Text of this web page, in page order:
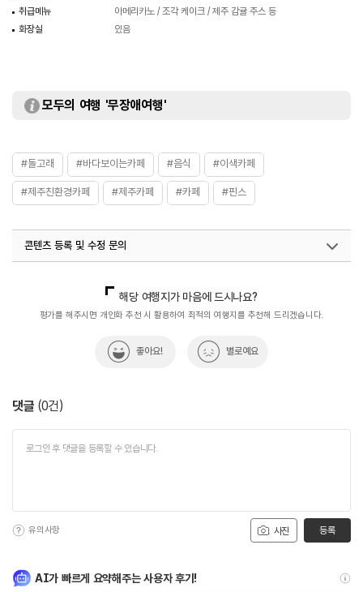
취급메뉴
아메리카노 / 조각 케이크 / 제주 감귤 주스 등
화장실
있음
모두의 여행 '무장애여행'
#돌고래 #바다보이는카페 #음식 #이색카페
#제주친환경카페 #제주카페 #카페 #핀스
콘텐츠 등록 및 수정 문의
해당 여행지가 마음에 드시나요?
평가를 해주시면 개인화 추천 시 활용하여 최적의 여행지를 추천해 드리겠습니다.
좋아요! 별로예요
댓글 (0건)
사진
유의사항 등록
AI가 빠르게 요약해주는 사용자 후기!